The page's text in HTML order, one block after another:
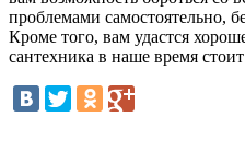
проблемами самостоятельно,
Кроме того, вам удастся
сантехника в наше время